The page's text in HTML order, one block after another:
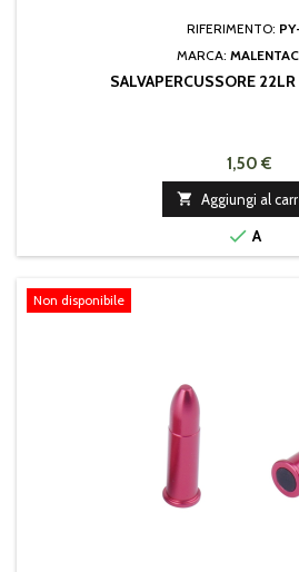
RIFERIMENTO:
MARCA:
SALVAPERCUSSORE
1,50 €
 Aggiungi al
 A
Non disponibile